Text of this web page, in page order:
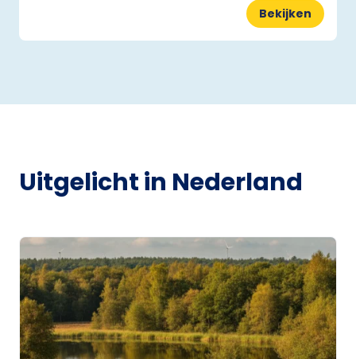
Bekijken
Uitgelicht in Nederland